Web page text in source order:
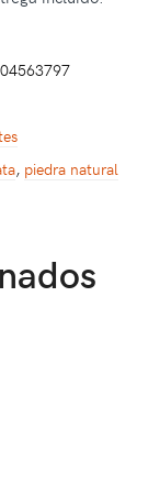
, piedra natural